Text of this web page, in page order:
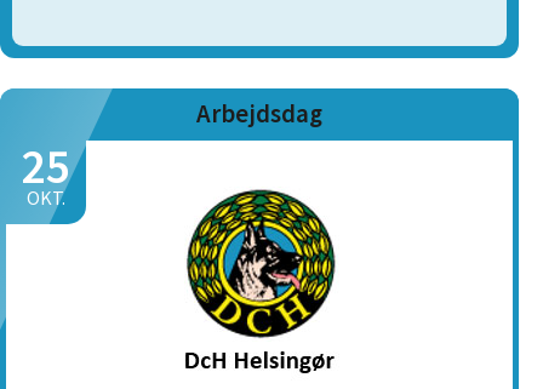
Arbejdsdag
25
OKT.